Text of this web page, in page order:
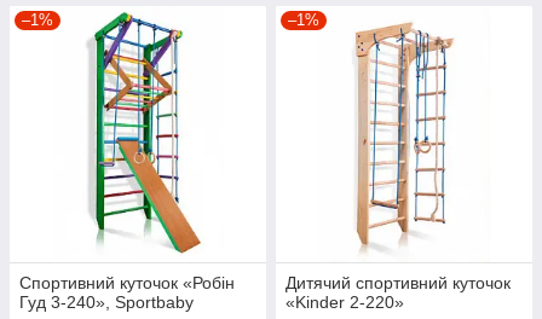
–1%
Спортивний куточок «Робін
Гуд 3-240», Sportbaby
–1%
Дитячий спортивний куточок
«Kinder 2-220»